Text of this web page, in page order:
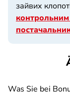
зайвих
Was Sie bei